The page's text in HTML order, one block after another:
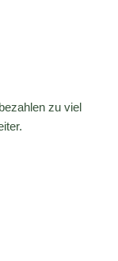
zu viel